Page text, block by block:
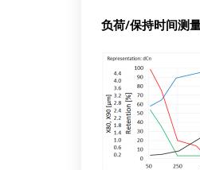
负荷/保持时间测